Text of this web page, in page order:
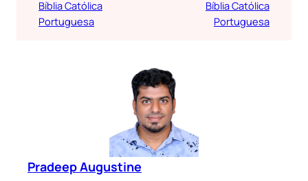
Bíblia Católica
Portuguesa
Bíblia Católica
Portuguesa
Pradeep Augustine